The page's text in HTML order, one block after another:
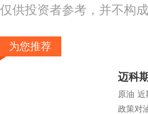
仅供投资者参考，并不构
为您推荐
迈科
原油 近
政策对